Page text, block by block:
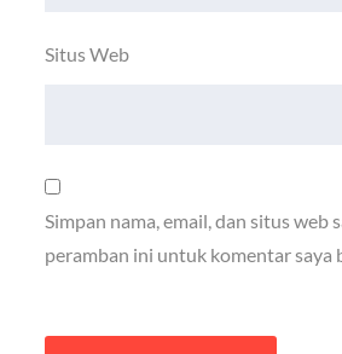
Situs Web
Simpan nama, email, dan situs web
peramban ini untuk komentar saya